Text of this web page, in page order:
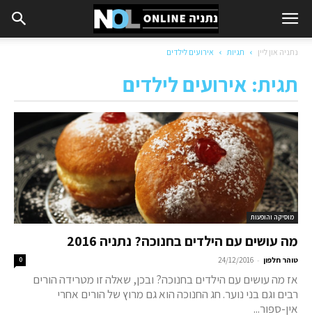
נתניה און ליין תגיות אירועים לילדים
תגית: אירועים לילדים
מוסיקה והופעות
מה עושים עם הילדים בחנוכה? נתניה 2016
טוהר חלפון -
24/12/2016
0
אז מה עושים עם הילדים בחנוכה? ובכן, שאלה זו מטרידה הורים
רבים וגם בני נוער. חג החנוכה הוא גם מרוץ של הורים אחרי
אין-ספור...